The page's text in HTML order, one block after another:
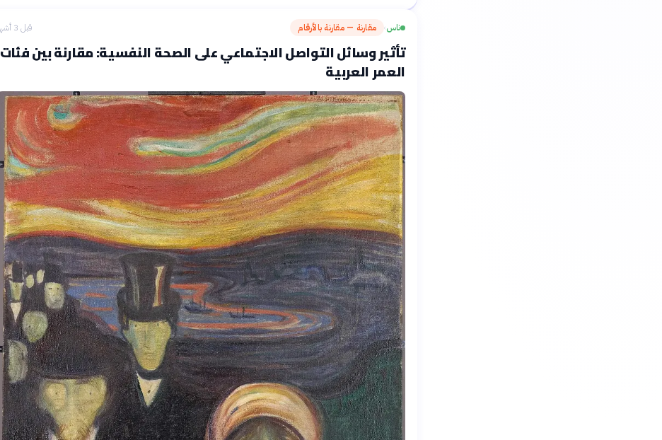
ناس› مقارنة — مقارنة بالأرقام قبل 3 أشهر
تأثير وسائل التواصل الاجتماعي على الصحة النفسية: مقارنة بين فئات
العمر العربية